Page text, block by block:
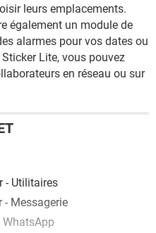
leurs emplacements.
également un module de
alarmes pour vos dates ou
Lite, vous pouvez
en réseau ou sur
- Utilitaires
- Messagerie
WhatsApp